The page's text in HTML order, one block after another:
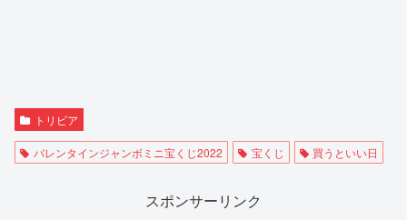
トリビア
バレンタインジャンボミニ宝くじ2022 宝くじ 買うといい日
スポンサーリンク